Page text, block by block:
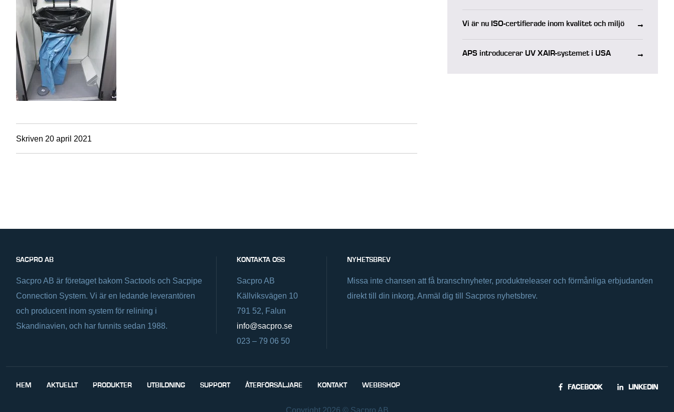
Skriven 20 april 2021
Vi är nu ISO-certifierade inom kvalitet och miljö
APS introducerar UV XAIR-systemet i USA
SACPRO AB
Sacpro AB är företaget bakom Sactools och Sacpipe
Connection System. Vi är en ledande leverantören
och producent inom system för relining i
Skandinavien, och har funnits sedan 1988.
KONTAKTA OSS
Sacpro AB
Källviksvägen 10
791 52, Falun
info@sacpro.se
023 – 79 06 50
NYHETSBREV
Missa inte chansen att få branschnyheter, produktreleaser och förmånliga erbjudanden
direkt till din inkorg. Anmäl dig till Sacpros nyhetsbrev.
HEM AKTUELLT PRODUKTER UTBILDNING SUPPORT ÅTERFÖRSÄLJARE KONTAKT WEBBSHOP FACEBOOK LINKEDIN
Copyright 2026 © Sacpro AB